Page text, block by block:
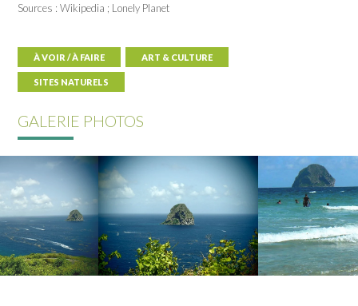
Sources : Wikipedia ; Lonely Planet
À VOIR / À FAIRE ART & CULTURE
SITES NATURELS
GALERIE PHOTOS